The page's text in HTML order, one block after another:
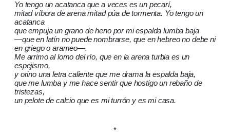
Yo tengo un acatanca que a veces es un pecarí,
mitad víbora de arena mitad púa de tormenta. Yo tengo un
acatanca
que empuja un grano de heno por mi espalda lumba baja
—que en latín no puede nombrarse, que en hebreo no debe ni
en griego o arameo—.
Me arrimo al lomo del río, que en la arena turbia es un
espejismo,
y orino una letra caliente que me drama la espalda baja,
que me lumba y me hace sentir que hostigo un rebaño de
tristezas,
un pelote de calcio que es mi turrón y es mi casa.
*